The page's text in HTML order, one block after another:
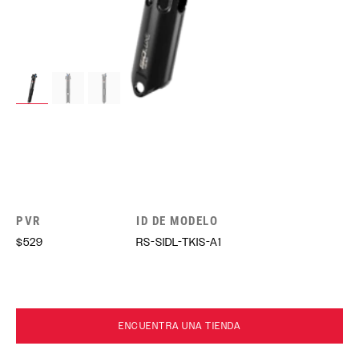
PVR
$529
ID DE MODELO
RS-SIDL-TKIS-A1
ENCUENTRA UNA TIENDA